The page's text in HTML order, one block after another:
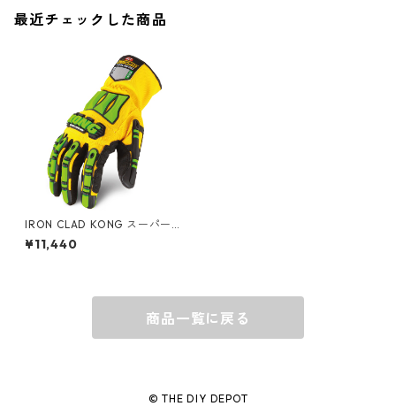
グラス
最近チェックした商品
IRON CLAD KONG スーパー
グリップグローブ SDXG2
¥11,440
商品一覧に戻る
© THE DIY DEPOT